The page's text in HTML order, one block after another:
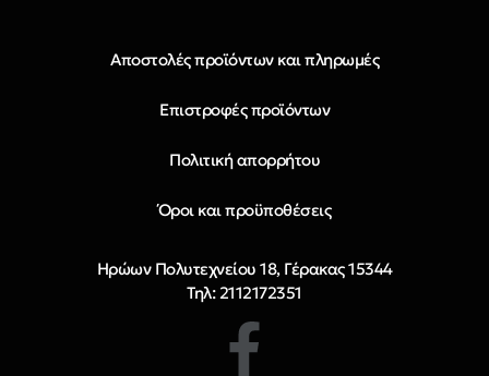
Αποστολές προϊόντων και πληρωμές
Επιστροφές προϊόντων
Πολιτική απορρήτου
Όροι και προϋποθέσεις
Ηρώων Πολυτεχνείου 18, Γέρακας 15344
Τηλ: 2112172351